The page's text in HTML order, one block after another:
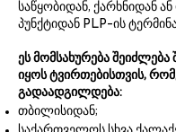
საწყობიდან, ქარხნიდან
პუნქტიდან PLP-ის
ეს მომსახურება შეიძლება
იყოს ტვირთებისთვის,
გადაადგილდება:
თბილისიდან;